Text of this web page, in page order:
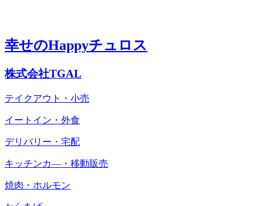
幸せのHappyチュロス
株式会社TGAL
テイクアウト・小売
イートイン・外食
デリバリー・宅配
キッチンカ―・移動販売
焼肉・ホルモン